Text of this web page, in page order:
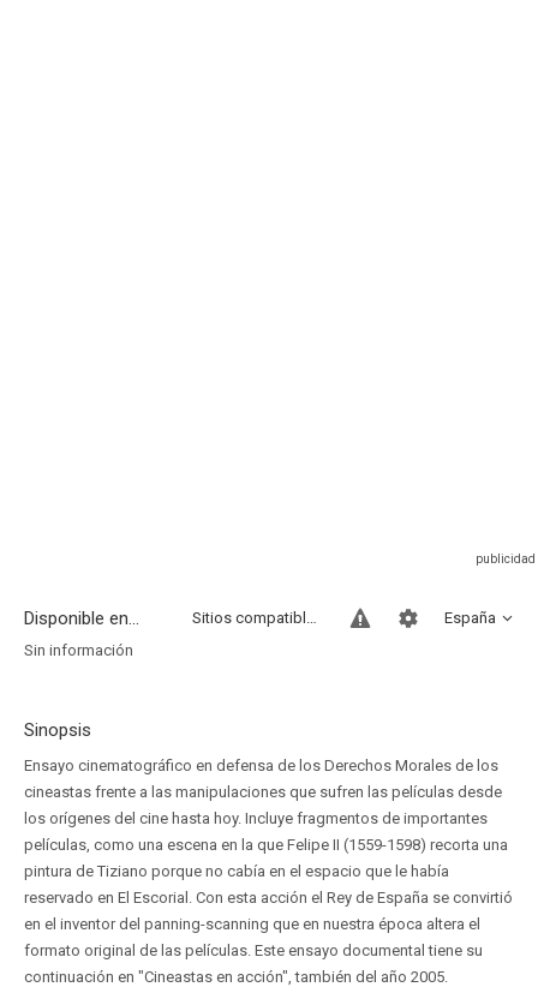
Disponible en... España
Sitios compatibles
Sin información
Sinopsis
Ensayo cinematográfico en defensa de los Derechos Morales de los
cineastas frente a las manipulaciones que sufren las películas desde
los orígenes del cine hasta hoy. Incluye fragmentos de importantes
películas, como una escena en la que Felipe II (1559-1598) recorta una
pintura de Tiziano porque no cabía en el espacio que le había
reservado en El Escorial. Con esta acción el Rey de España se convirtió
en el inventor del panning-scanning que en nuestra época altera el
formato original de las películas. Este ensayo documental tiene su
continuación en "Cineastas en acción", también del año 2005.